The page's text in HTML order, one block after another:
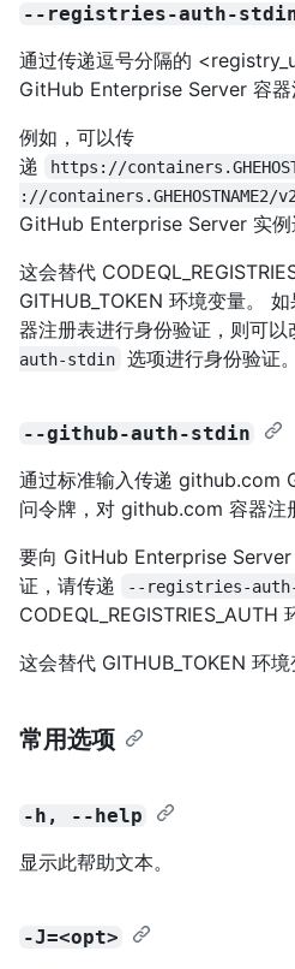
--registries-auth-
通过传递逗号分隔的
GitHub Enterprise Server 容器
例如，可以传
递
https://
://containers.GHEHOSTNAME2/
GitHub Enterprise Server 实例
这会替代
GITHUB_TOKEN 环境变量。
器注册表进行身份验证，则可以
auth-stdin
选项进行身份验证。
--github-auth-stdin
通过标准输入传递 github.com
问令牌，对 github.com 容器注
要向 GitHub Enterprise Server
证，请传递
--registries-
CODEQL_REGISTRIES_AUTH
这会替代 GITHUB_TOKEN 环境
常用选项
-h, --help
显示此帮助文本。
-J=<opt>